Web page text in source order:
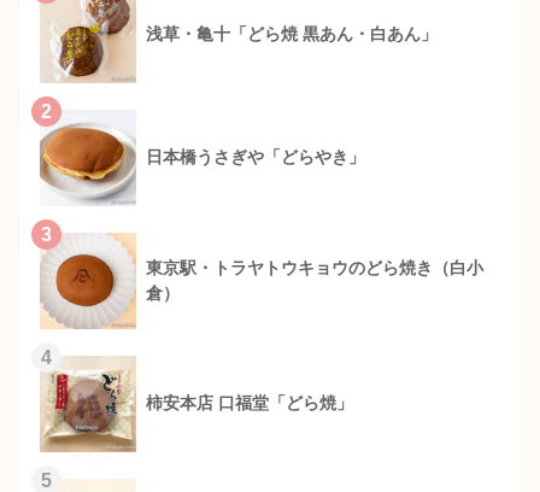
浅草・亀十「どら焼 黒あん・白あん」
2
日本橋うさぎや「どらやき」
3
東京駅・トラヤトウキョウのどら焼き（白小
倉）
4
柿安本店 口福堂「どら焼」
5